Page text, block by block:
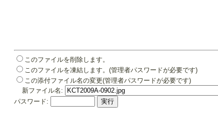
このファイルを削除します。
このファイルを凍結します。(管理者パスワードが必要です)
この添付ファイル名の変更(管理者パスワードが必要です)
新ファイル名:
パスワード: